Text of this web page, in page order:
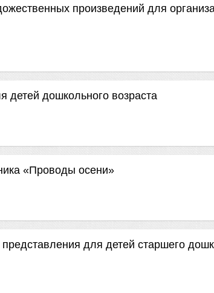
произведений для
детей дошкольного возраста
«Проводы осени»
для детей старшего